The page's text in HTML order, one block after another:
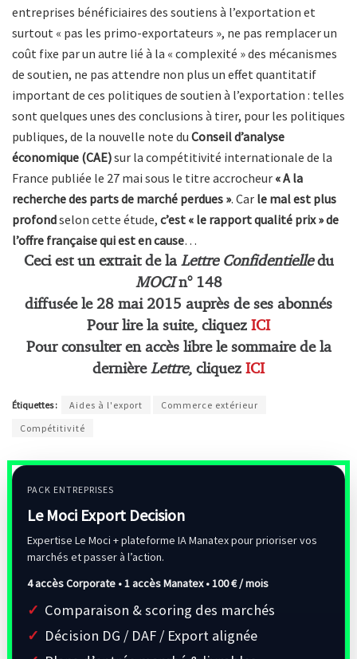
entreprises bénéficiaires des soutiens à l’exportation et
surtout « pas les primo-exportateurs », ne pas remplacer un
coût fixe par un autre lié à la « complexité » des mécanismes
de soutien, ne pas attendre non plus un effet quantitatif
important de ces politiques de soutien à l’exportation : telles
sont quelques unes des conclusions à tirer, pour les politiques
publiques, de la nouvelle note du Conseil d’analyse
économique (CAE)sur la compétitivité internationale de la
France publiée le 27 mai sous le titre accrocheur « A la
recherche des parts de marché perdues ». Car le mal est plus
profondselon cette étude, c’est « le rapport qualité prix » de
l’offre française qui est en cause…
Ceci est un extrait de la Lettre Confidentielledu
MOCIn° 148
diffusée le 28 mai 2015 auprès de ses abonnés
Pour lire la suite, cliquez ICI
Pour consulter en accès libre le sommaire de la
dernière Lettre, cliquez ICI
Étiquettes : Aides à l'export
Commerce extérieur
Compétitivité
PACK ENTREPRISES
Le Moci Export Decision
Expertise Le Moci + plateforme IA Manatex pour prioriser vos
marchés et passer à l’action.
4 accès Corporate • 1 accès Manatex •100 € / mois
Comparaison & scoring des marchés
Décision DG / DAF / Export alignée